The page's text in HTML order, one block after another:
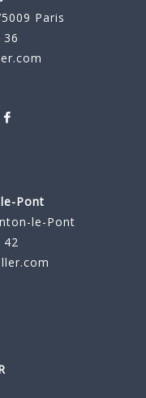
Paris
Pont
le-Pont
42